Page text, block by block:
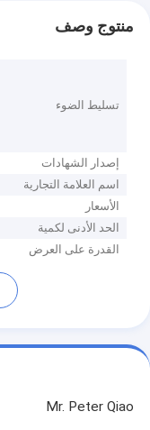
منتوج وصف
تسليط الضوء
إصدار الشهادات
اسم العلامة التجارية
الأسعار
الحد الأدنى لكمية
القدرة على العرض
Mr. Peter Qiao